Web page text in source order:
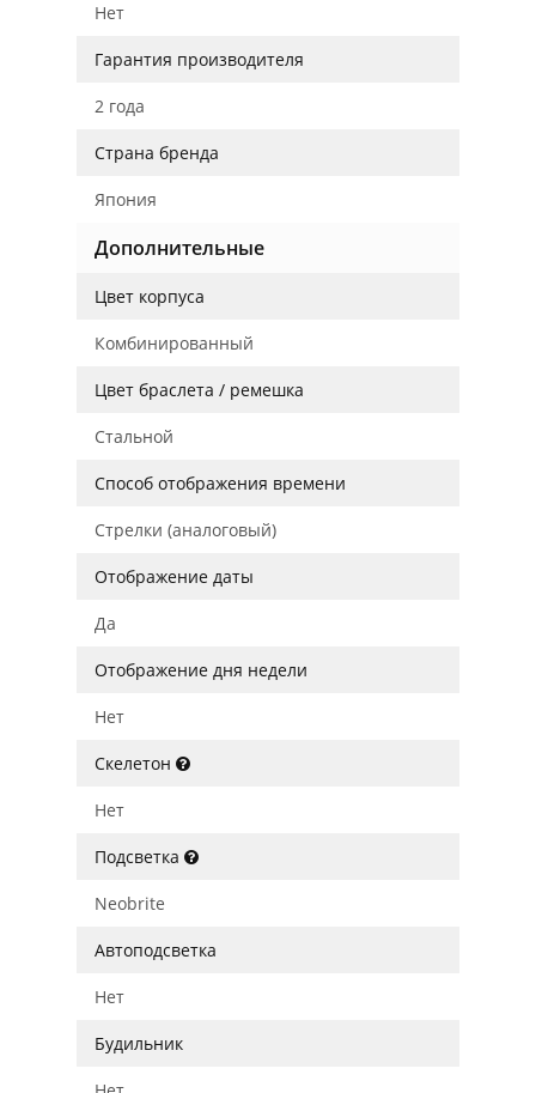
Нет
Гарантия производителя
2 года
Страна бренда
Япония
Дополнительные
Цвет корпуса
Комбинированный
Цвет браслета / ремешка
Стальной
Способ отображения времени
Стрелки (аналоговый)
Отображение даты
Да
Отображение дня недели
Нет
Скелетон
Нет
Подсветка
Neobrite
Автоподсветка
Нет
Будильник